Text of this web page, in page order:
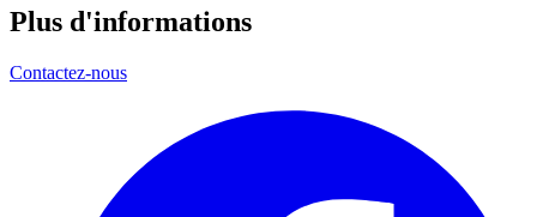
Plus d'informations
Contactez-nous